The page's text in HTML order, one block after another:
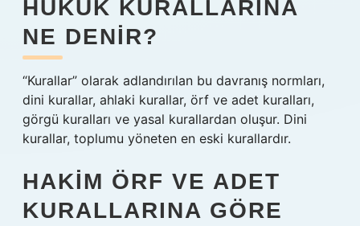
HUKUK KURALLARINA
NE DENIR?
“Kurallar” olarak adlandırılan bu davranış normları,
dini kurallar, ahlaki kurallar, örf ve adet kuralları,
görgü kuralları ve yasal kurallardan oluşur. Dini
kurallar, toplumu yöneten en eski kurallardır.
HAKIM ÖRF VE ADET
KURALLARINA GÖRE